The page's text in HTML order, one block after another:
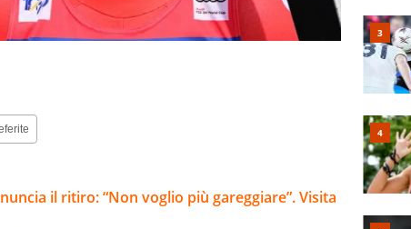
il ritiro: “Non voglio più gareggiare”. Visita